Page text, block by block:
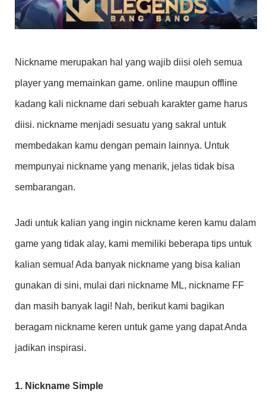
Nickname merupakan hal yang wajib diisi oleh semua
player yang memainkan game. online maupun offline
kadang kali nickname dari sebuah karakter game harus
diisi. nickname menjadi sesuatu yang sakral untuk
membedakan kamu dengan pemain lainnya. Untuk
mempunyai nickname yang menarik, jelas tidak bisa
sembarangan.
Jadi untuk kalian yang ingin nickname keren kamu dalam
game yang tidak alay, kami memiliki beberapa tips untuk
kalian semua! Ada banyak nickname yang bisa kalian
gunakan di sini, mulai dari nickname ML, nickname FF
dan masih banyak lagi! Nah, berikut kami bagikan
beragam nickname keren untuk game yang dapat Anda
jadikan inspirasi.
1. Nickname Simple